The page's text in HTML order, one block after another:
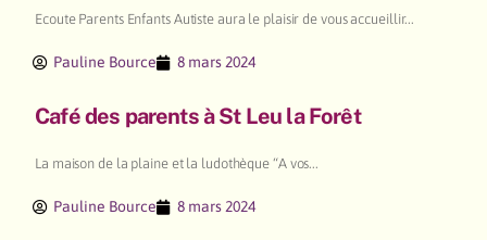
Ecoute Parents Enfants Autiste aura le plaisir de vous accueillir...
Pauline Bource 8 mars 2024
Café des parents à St Leu la Forêt
La maison de la plaine et la ludothèque “A vos...
Pauline Bource 8 mars 2024